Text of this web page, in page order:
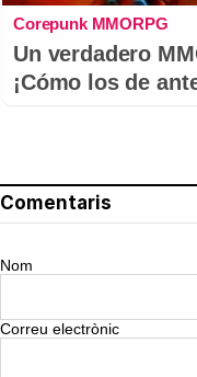
Corepunk MMORPG
Un verdadero
¡Cómo los de
Comentaris
Nom
Correu electrònic